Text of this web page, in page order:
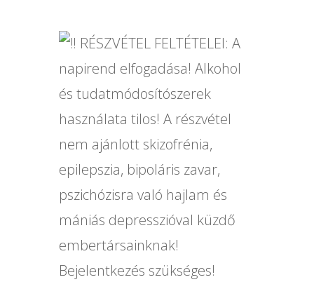
RÉSZVÉTEL FELTÉTELEI: A
napirend elfogadása! Alkohol
és tudatmódosítószerek
használata tilos! A részvétel
nem ajánlott skizofrénia,
epilepszia, bipoláris zavar,
pszichózisra való hajlam és
mániás depresszióval küzdő
embertársainknak!
Bejelentkezés szükséges!